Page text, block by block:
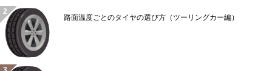
路面温度ごとのタイヤの選び方（ツーリングカー編）